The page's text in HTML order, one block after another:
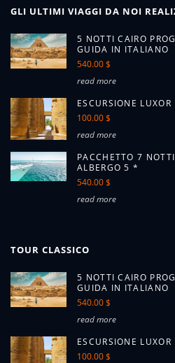
GLI ULTIMI VIAGGI DA NOI
5 NOTTI CAIRO
GUIDA IN ITALIANO
540.00 $
read more
ESCURSIONE
100.00 $
read more
PACCHETTO 7
ALBERGO 5 *
540.00 $
read more
TOUR CLASSICO
5 NOTTI CAIRO
GUIDA IN ITALIANO
540.00 $
read more
ESCURSIONE
100.00 $